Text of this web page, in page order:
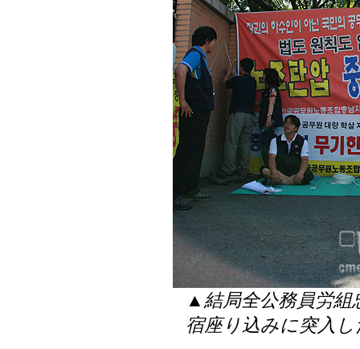
▲結局全公務員労組
宿座り込みに突入